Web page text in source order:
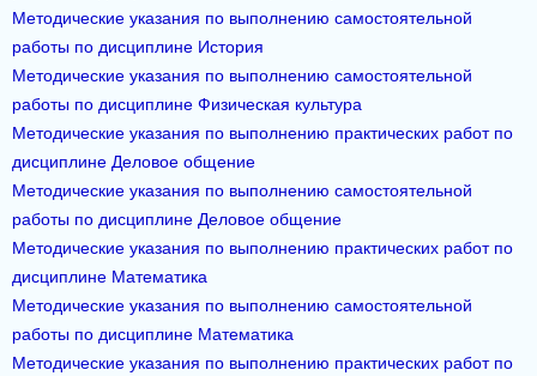
Методические указания по выполнению самостоятельной
работы по дисциплине История
Методические указания по выполнению самостоятельной
работы по дисциплине Физическая культура
Методические указания по выполнению практических работ по
дисциплине Деловое общение
Методические указания по выполнению самостоятельной
работы по дисциплине Деловое общение
Методические указания по выполнению практических работ по
дисциплине Математика
Методические указания по выполнению самостоятельной
работы по дисциплине Математика
Методические указания по выполнению практических работ по